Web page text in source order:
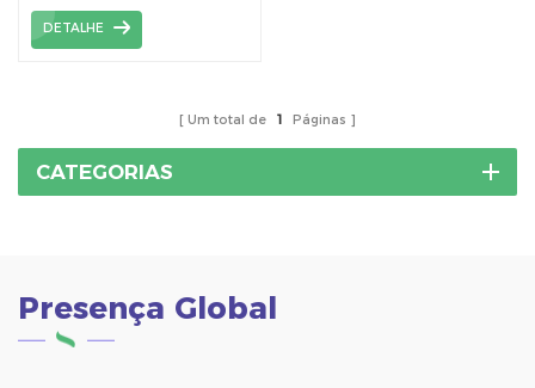
componente de
drenagem
em formato de M
canaliza a água com
eficácia, evitando o
acúmulo e garantindo
DETALHE
Um total de 1 Páginas
CATEGORIAS
Presença Global